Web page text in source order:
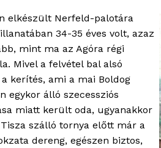
elkészült Nerfeld-palotára
34-35 éves volt, azaz
mint ma az Agóra régi
Mivel a felvétel bal alsó
kerítés, ami a mai Boldog
egykor álló szecessziós
miatt került oda, ugyanakkor
szálló tornya előtt már a
dereng, egészen biztos,